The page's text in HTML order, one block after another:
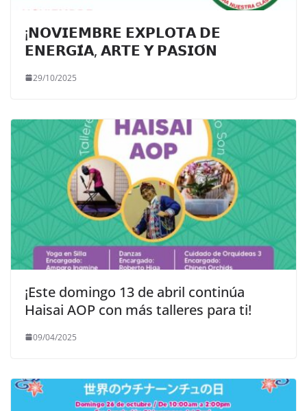
¡𝗡𝗢𝗩𝗜𝗘𝗠𝗕𝗥𝗘 𝗘𝗫𝗣𝗟𝗢𝗧𝗔 𝗗𝗘
𝗘𝗡𝗘𝗥𝗚𝗜́𝗔, 𝗔𝗥𝗧𝗘 𝗬 𝗣𝗔𝗦𝗜𝗢́𝗡
29/10/2025
¡Este domingo 13 de abril continúa
Haisai AOP con más talleres para ti!
09/04/2025